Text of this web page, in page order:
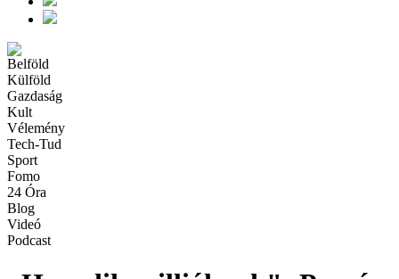
Belföld
Külföld
Gazdaság
Kult
Vélemény
Tech-Tud
Sport
Fomo
24 Óra
Blog
Videó
Podcast